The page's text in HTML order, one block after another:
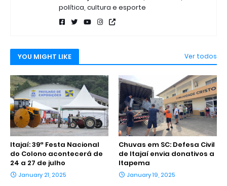
política, cultura e esporte
YOU MIGHT LIKE Ver todos
Itajaí: 39ª Festa Nacional
do Colono acontecerá de
24 a 27 de julho
January 21, 2025
Chuvas em SC: Defesa Civil
de Itajaí envia donativos a
Itapema
January 19, 2025